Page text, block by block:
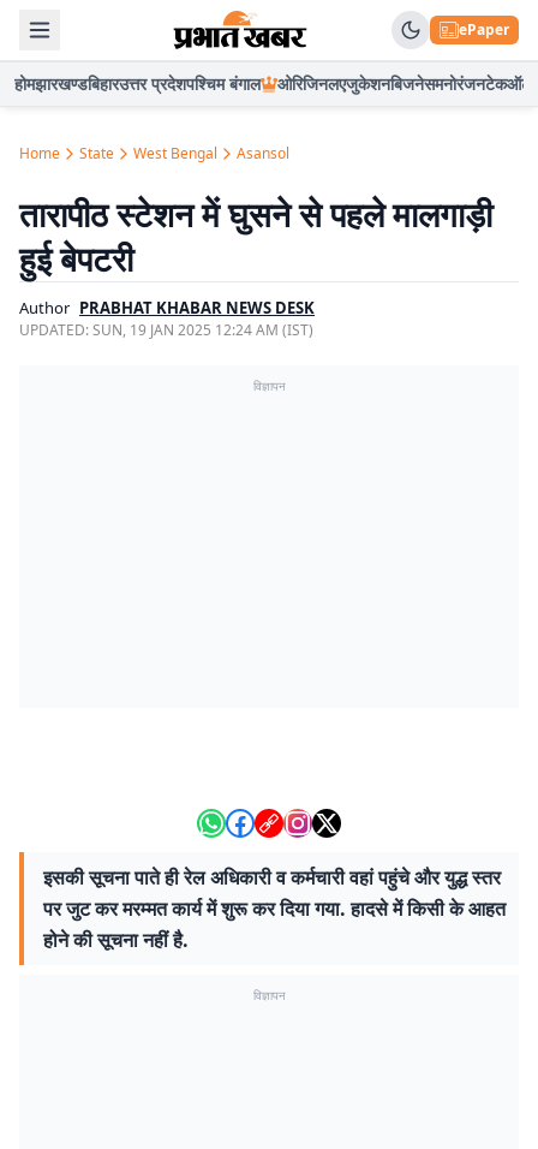
ePaper
होमझारखण्डबिहारउत्तर प्रदेशपश्चिम बंगाल ओरिजिनलएजुकेशनबिजनेसमनोरंजनटेकऑटो
Home State West Bengal Asansol
तारापीठ स्टेशन में घुसने से पहले मालगाड़ी
हुई बेपटरी
Author PRABHAT KHABAR NEWS DESK
UPDATED:SUN, 19 JAN 2025 12:24 AM (IST)
विज्ञापन
इसकी सूचना पाते ही रेल अधिकारी व कर्मचारी वहां पहुंचे और युद्ध स्तर
पर जुट कर मरम्मत कार्य में शुरू कर दिया गया. हादसे में किसी के आहत
होने की सूचना नहीं है.
विज्ञापन